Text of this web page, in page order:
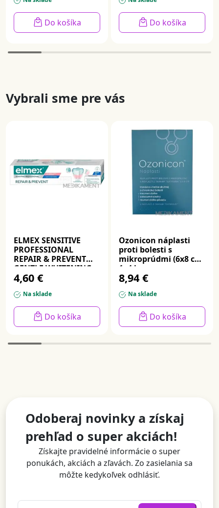
Do košíka Do košíka
Vybrali sme pre vás
ELMEX SENSITIVE
PROFESSIONAL
REPAIR & PREVENT
GENTLE WHITENING,
zubná pasta 75 ml
4,60 €
Na sklade
Do košíka
Ozonicon náplasti
proti bolesti s
mikroprúdmi (6x8 cm)
1x4 ks
8,94 €
Na sklade
Do košíka
Odoberaj novinky a získaj
prehľad o super akciách!
Získajte pravidelné informácie o super
ponukách, akciách a zľavách. Zo zasielania sa
môžte kedykoľvek odhlásiť.